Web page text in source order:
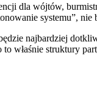
dla wójtów,
systemu”,
najbardziej
właśnie struktury